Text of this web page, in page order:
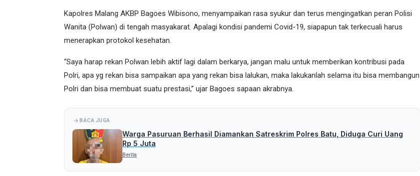
Kapolres Malang AKBP Bagoes Wibisono, menyampaikan rasa syukur dan terus mengingatkan peran Polisi
Wanita (Polwan) di tengah masyakarat. Apalagi kondisi pandemi Covid-19, siapapun tak terkecuali harus
menerapkan protokol kesehatan.
“Saya harap rekan Polwan lebih aktif lagi dalam berkarya, jangan malu untuk memberikan kontribusi pada
Polri, apa yg rekan bisa sampaikan apa yang rekan bisa lalukan, maka lakukanlah selama itu bisa membangun
Polri dan bisa membuat suatu prestasi,” ujar Bagoes sapaan akrabnya.
BACA JUGA
Warga Pasuruan Berhasil Diamankan Satreskrim Polres Batu, Diduga Curi Uang
Rp 5 Juta
Berita